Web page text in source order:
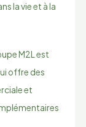
la vie et à la
M2L est
offre des
et